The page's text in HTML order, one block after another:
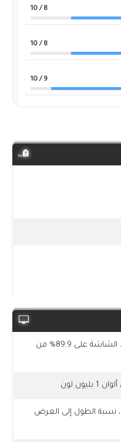
8
/ 10
8
/ 10
9
/ 10
6.68 بوصة، تستحوذ الشاشة على 89.9% من
بكسل، نسبة الطول إلى العرض